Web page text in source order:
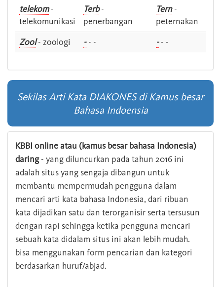
telekom-
telekomunikasi
Terb-
penerbangan
Tern-
peternakan
Zool- zoologi -- - -- -
Sekilas Arti Kata DIAKONES di Kamus besar
Bahasa Indoensia
KBBI online atau (kamus besar bahasa Indonesia)
daring- yang diluncurkan pada tahun 2016 ini
adalah situs yang sengaja dibangun untuk
membantu mempermudah pengguna dalam
mencari arti kata bahasa Indonesia, dari ribuan
kata dijadikan satu dan terorganisir serta tersusun
dengan rapi sehingga ketika pengguna mencari
sebuah kata didalam situs ini akan lebih mudah.
bisa menggunakan form pencarian dan kategori
berdasarkan huruf/abjad.